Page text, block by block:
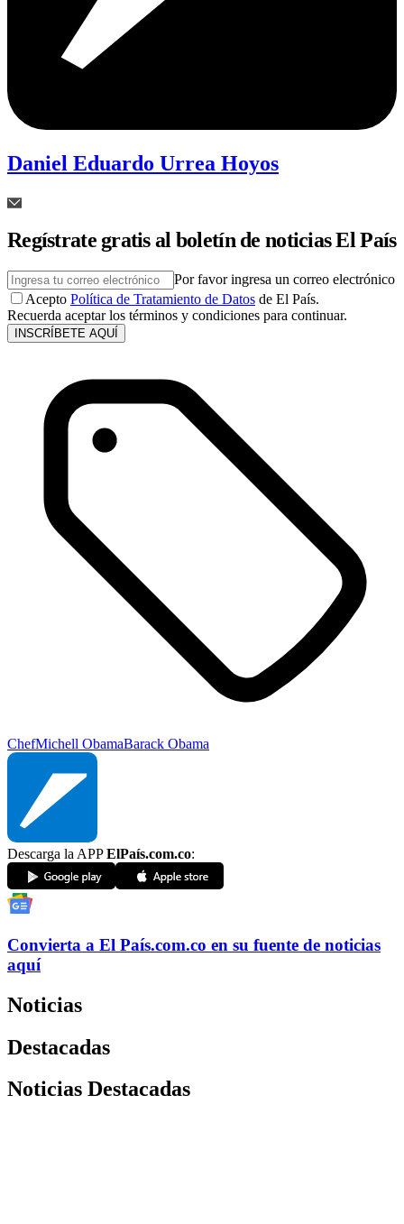
Daniel Eduardo Urrea Hoyos
Regístrate gratis al boletín de noticias El País
Por favor ingresa un correo electrónico
Acepto Política de Tratamiento de Datos de El País.
Recuerda aceptar los términos y condiciones para continuar.
INSCRÍBETE AQUÍ
ChefMichell ObamaBarack Obama
Descarga la APPElPaís.com.co:
Convierta a El País.com.co en su fuente de noticias
aquí
Noticias
Destacadas
Noticias Destacadas